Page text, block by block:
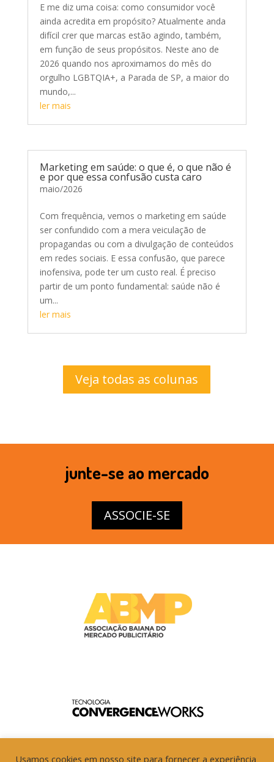
E me diz uma coisa: como consumidor você
ainda acredita em propósito? Atualmente anda
difícil crer que marcas estão agindo, também,
em função de seus propósitos. Neste ano de
2026 quando nos aproximamos do mês do
orgulho LGBTQIA+, a Parada de SP, a maior do
mundo,...
ler mais
Marketing em saúde: o que é, o que não é
e por que essa confusão custa caro
maio/2026
Com frequência, vemos o marketing em saúde
ser confundido com a mera veiculação de
propagandas ou com a divulgação de conteúdos
em redes sociais. E essa confusão, que parece
inofensiva, pode ter um custo real. É preciso
partir de um ponto fundamental: saúde não é
um...
ler mais
Veja todas as colunas
junte-se ao mercado
ASSOCIE-SE
Usamos cookies em nosso site para fornecer a experiência